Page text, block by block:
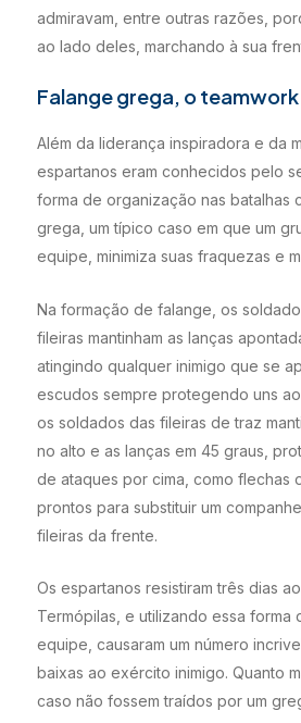
admiravam, entre outras razões,
ao lado deles, marchando à sua
Falange grega, o
Além da liderança inspiradora e da
espartanos eram conhecidos pelo
forma de organização nas batalhas
grega, um típico caso em que um
equipe, minimiza suas fraquezas e
Na formação de falange, os
fileiras mantinham as lanças
atingindo qualquer inimigo que se
escudos sempre protegendo uns
os soldados das fileiras de traz
no alto e as lanças em 45 graus,
de ataques por cima, como flechas
prontos para substituir um
fileiras da frente.
Os espartanos resistiram três dias
Termópilas, e utilizando essa forma
equipe, causaram um número
baixas ao exército inimigo. Quanto
caso não fossem traídos por um